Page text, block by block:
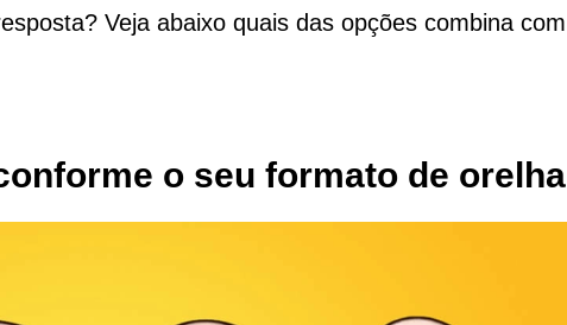
Veja abaixo quais das opções combina com
o seu formato de orelha